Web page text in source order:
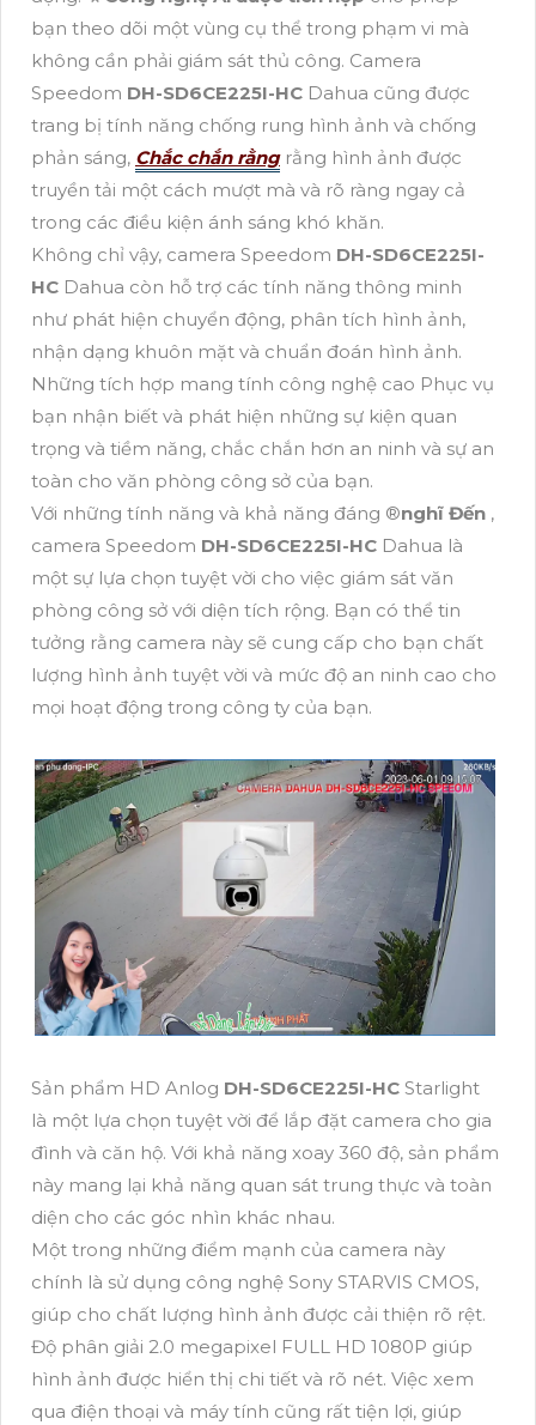
bạn theo dõi một vùng cụ thể trong phạm vi mà
không cần phải giám sát thủ công. Camera
Speedom DH-SD6CE225I-HC Dahua cũng được
trang bị tính năng chống rung hình ảnh và chống
phản sáng, Chắc chắn rằngrằng hình ảnh được
truyền tải một cách mượt mà và rõ ràng ngay cả
trong các điều kiện ánh sáng khó khăn.
Không chỉ vậy, camera Speedom DH-SD6CE225I-
HC Dahua còn hỗ trợ các tính năng thông minh
như phát hiện chuyển động, phân tích hình ảnh,
nhận dạng khuôn mặt và chuẩn đoán hình ảnh.
Những tích hợp mang tính công nghệ cao Phục vụ
bạn nhận biết và phát hiện những sự kiện quan
trọng và tiềm năng, chắc chắn hơn an ninh và sự an
toàn cho văn phòng công sở của bạn.
Với những tính năng và khả năng đáng ®️nghĩ Đến ,
camera Speedom DH-SD6CE225I-HC Dahua là
một sự lựa chọn tuyệt vời cho việc giám sát văn
phòng công sở với diện tích rộng. Bạn có thể tin
tưởng rằng camera này sẽ cung cấp cho bạn chất
lượng hình ảnh tuyệt vời và mức độ an ninh cao cho
mọi hoạt động trong công ty của bạn.
Sản phẩm HD Anlog DH-SD6CE225I-HC Starlight
là một lựa chọn tuyệt vời để lắp đặt camera cho gia
đình và căn hộ. Với khả năng xoay 360 độ, sản phẩm
này mang lại khả năng quan sát trung thực và toàn
diện cho các góc nhìn khác nhau.
Một trong những điểm mạnh của camera này
chính là sử dụng công nghệ Sony STARVIS CMOS,
giúp cho chất lượng hình ảnh được cải thiện rõ rệt.
Độ phân giải 2.0 megapixel FULL HD 1080P giúp
hình ảnh được hiển thị chi tiết và rõ nét. Việc xem
qua điện thoại và máy tính cũng rất tiện lợi, giúp